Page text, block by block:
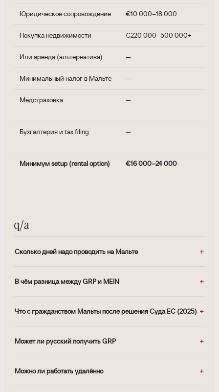
Юридическое сопровождение €10 000–18 000
Покупка недвижимости €220 000–500 000+
Или аренда (альтернатива) —
Минимальный налог в Мальте —
Медстраховка —
Бухгалтерия и tax filing —
Минимум setup (rental option) €16 000–24 000
q/a
Сколько дней надо проводить на Мальте
В чём разница между GRP и MEIN
Что с гражданством Мальты после решения Суда ЕС (2025)
Может ли русский получить GRP
Можно ли работать удалённо